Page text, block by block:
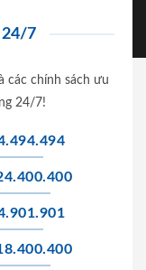
24/7
các chính sách ưu
24/7!